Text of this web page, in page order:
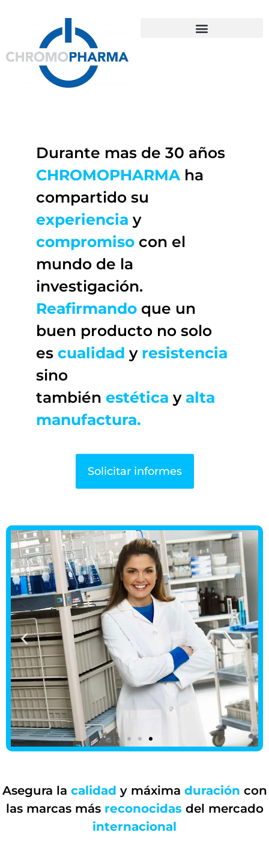
Durante mas de 30 años
CHROMOPHARMAha
compartido su
experiencia y
compromiso con el
mundo de la
investigación.
Reafirmando que un
buen producto no solo
es cualidad yresistencia
sino
también estética y alta
manufactura.
Solicitar informes
Asegura la calidad y máxima duración con
las marcas más reconocidas del mercado
internacional